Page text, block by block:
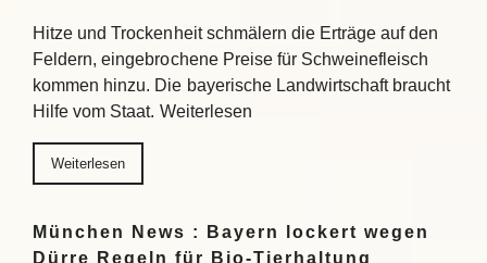
Hitze und Trockenheit schmälern die Erträge auf den
Feldern, eingebrochene Preise für Schweinefleisch
kommen hinzu. Die bayerische Landwirtschaft braucht
Hilfe vom Staat. Weiterlesen
Weiterlesen
München News : Bayern lockert wegen
Dürre Regeln für Bio-Tierhaltung